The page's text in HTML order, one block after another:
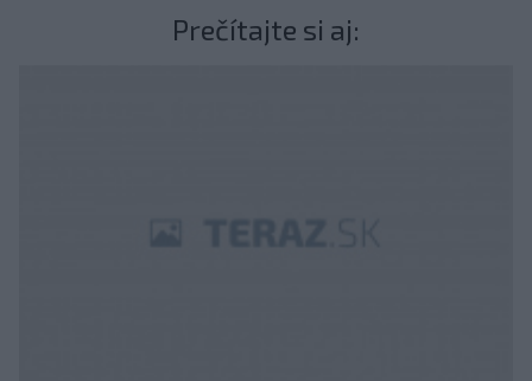
Prečítajte si aj: